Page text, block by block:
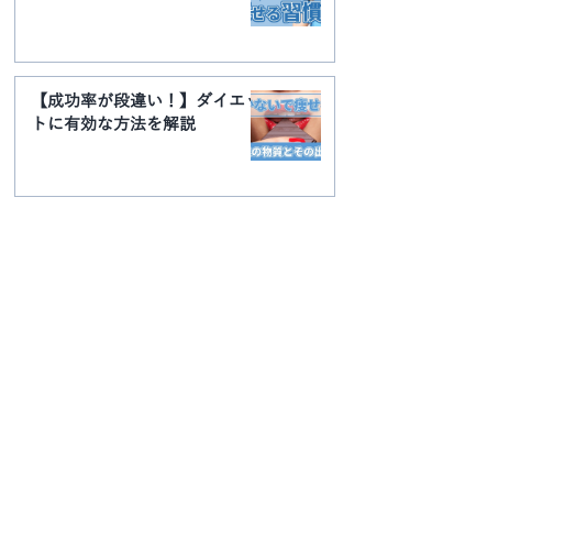
【成功率が段違い！】ダイエッ
トに有効な方法を解説